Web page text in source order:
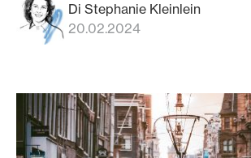
Di Stephanie Kleinlein
20.02.2024